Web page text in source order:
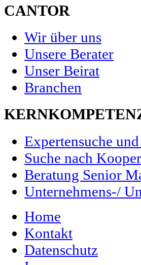
CANTOR
Wir über uns
Unsere Berater
Unser Beirat
Branchen
Expertensuche
Suche nach
Beratung Senior
Unternehmens-/
Home
Kontakt
Datenschutz